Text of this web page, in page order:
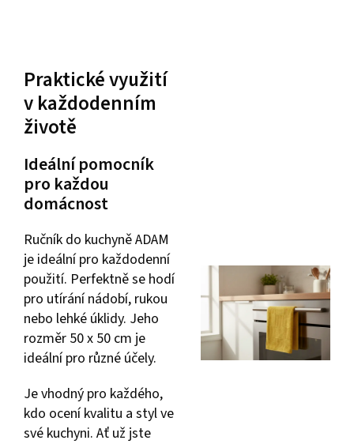
Praktické využití
v každodenním
životě
Ideální pomocník
pro každou
domácnost
Ručník do kuchyně ADAM
je ideální pro každodenní
použití. Perfektně se hodí
pro utírání nádobí, rukou
nebo lehké úklidy. Jeho
rozměr 50 x 50 cm je
ideální pro různé účely.
Je vhodný pro každého,
kdo ocení kvalitu a styl ve
své kuchyni. Ať už jste